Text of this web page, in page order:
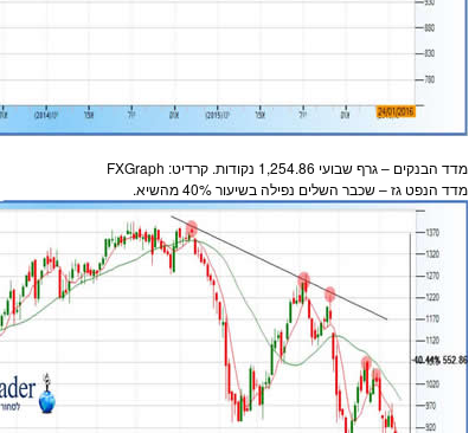
מדד הבנקים – גרף שבועי 1,254.86 נקודות. קרדיט: FXGraph
מדד הנפט גז – שכבר השלים נפילה בשיעור 40% מהשיא.